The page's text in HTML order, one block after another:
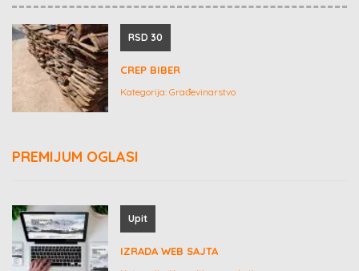
RSD 30
CREP BIBER
Kategorija: Građevinarstvo
PREMIJUM OGLASI
Upit
IZRADA WEB SAJTA